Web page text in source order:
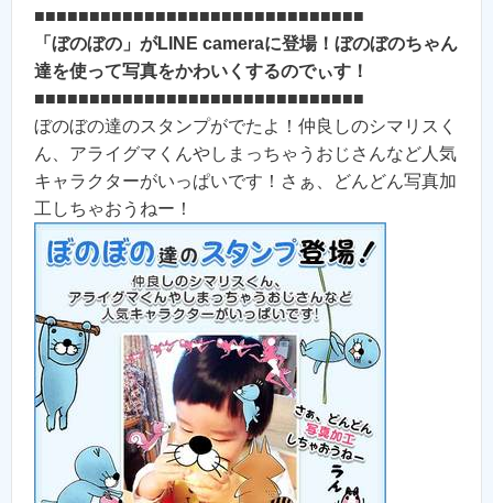
■■■■■■■■■■■■■■■■■■■■■■■■■■■■■■
「ぼのぼの」がLINE cameraに登場！ぼのぼのちゃん
達を使って写真をかわいくするのでぃす！
■■■■■■■■■■■■■■■■■■■■■■■■■■■■■■
ぼのぼの達のスタンプがでたよ！仲良しのシマリスく
ん、アライグマくんやしまっちゃうおじさんなど人気
キャラクターがいっぱいです！さぁ、どんどん写真加
工しちゃおうねー！